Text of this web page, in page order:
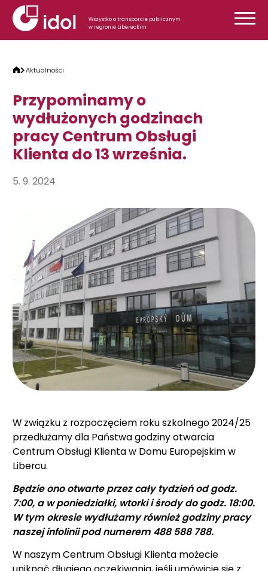
Przejdź do treści
Wszystko o transporcie publicznym
w regionie Libereckim
Aktualności
Przypominamy o
wydłużonych godzinach
pracy Centrum Obsługi
Klienta do 13 września.
5. 9. 2024
W związku z rozpoczęciem roku szkolnego 2024/25
przedłużamy dla Państwa godziny otwarcia
Centrum Obsługi Klienta w Domu Europejskim w
Libercu.
Będzie ono otwarte przez cały tydzień od godz.
7:00, a w poniedziałki, wtorki i środy do godz. 18:00.
W tym okresie wydłużamy również godziny pracy
naszej infolinii pod numerem 488 588 788.
W naszym Centrum Obsługi Klienta możecie